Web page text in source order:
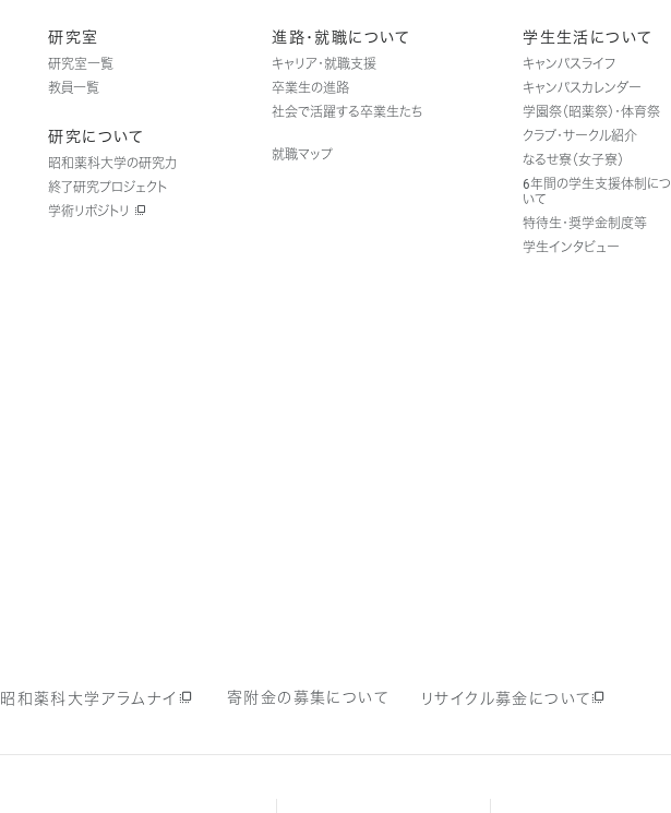
研究室
研究室一覧
教員一覧
研究について
昭和薬科大学の研究力
終了研究プロジェクト
学術リポジトリ
進路・就職について
キャリア・就職支援
卒業生の進路
社会で活躍する卒業生たち
就職マップ
学生生活について
キャンパスライフ
キャンパスカレンダー
学園祭（昭薬祭）・体育祭
クラブ・サークル紹介
なるせ寮（女子寮）
6年間の学生支援体制につ
いて
特待生・奨学金制度等
学生インタビュー
昭和薬科大学アラムナイ 寄附金の募集について リサイクル募金について